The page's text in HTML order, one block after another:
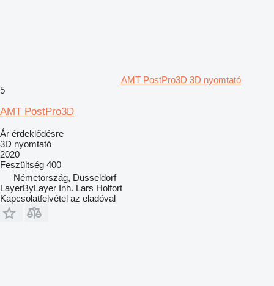
AMT PostPro3D 3D nyomtató
5
AMT PostPro3D
Ár érdeklődésre
3D nyomtató
2020
Feszültség 400
Németország, Dusseldorf
LayerByLayer Inh. Lars Holfort
Kapcsolatfelvétel az eladóval